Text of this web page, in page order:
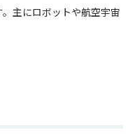
主にロボットや航空宇宙